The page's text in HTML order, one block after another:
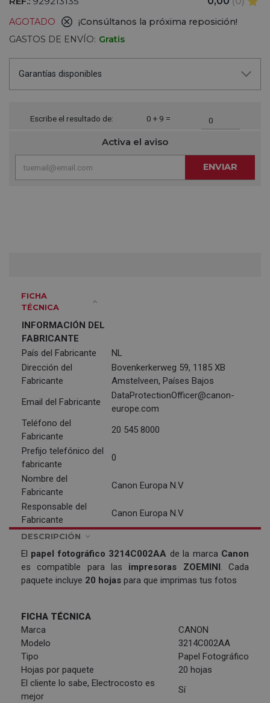
AGOTADO
¡Consúltanos la próxima reposición!
GASTOS DE ENVÍO: Gratis
Garantías disponibles
Escribe el resultado de: 0 + 9 =
Activa el aviso
ENVIAR
FICHA
TÉCNICA
INFORMACIÓN DEL
FABRICANTE
País del Fabricante
NL
Dirección del
Fabricante
Bovenkerkerweg 59, 1185 XB
Amstelveen, Países Bajos
Email del Fabricante
DataProtectionOfficer@canon-
europe.com
Teléfono del
Fabricante
20 545 8000
Prefijo telefónico del
fabricante
0
Nombre del
Fabricante
Canon Europa N.V
Responsable del
Fabricante
Canon Europa N.V
DESCRIPCIÓN
El papel fotográfico 3214C002AA de la marca Canon
es compatible para las impresoras ZOEMINI. Cada
paquete incluye 20 hojas para que imprimas tus fotos
FICHA TÉCNICA
Marca
CANON
Modelo
3214C002AA
Tipo
Papel Fotográfico
Hojas por paquete
20 hojas
El cliente lo sabe, Electrocosto es
mejor
Sí